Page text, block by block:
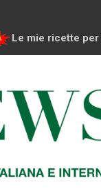
Le mie ricette